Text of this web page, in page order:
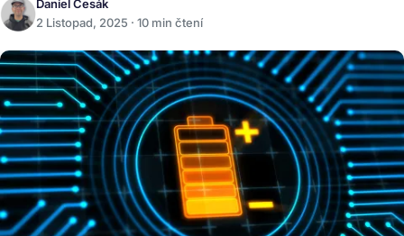
Daniel Česák
2 Listopad, 2025 · 10 min čtení